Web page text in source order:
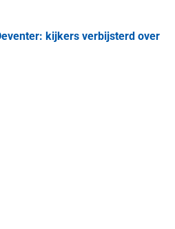
kijkers verbijsterd over